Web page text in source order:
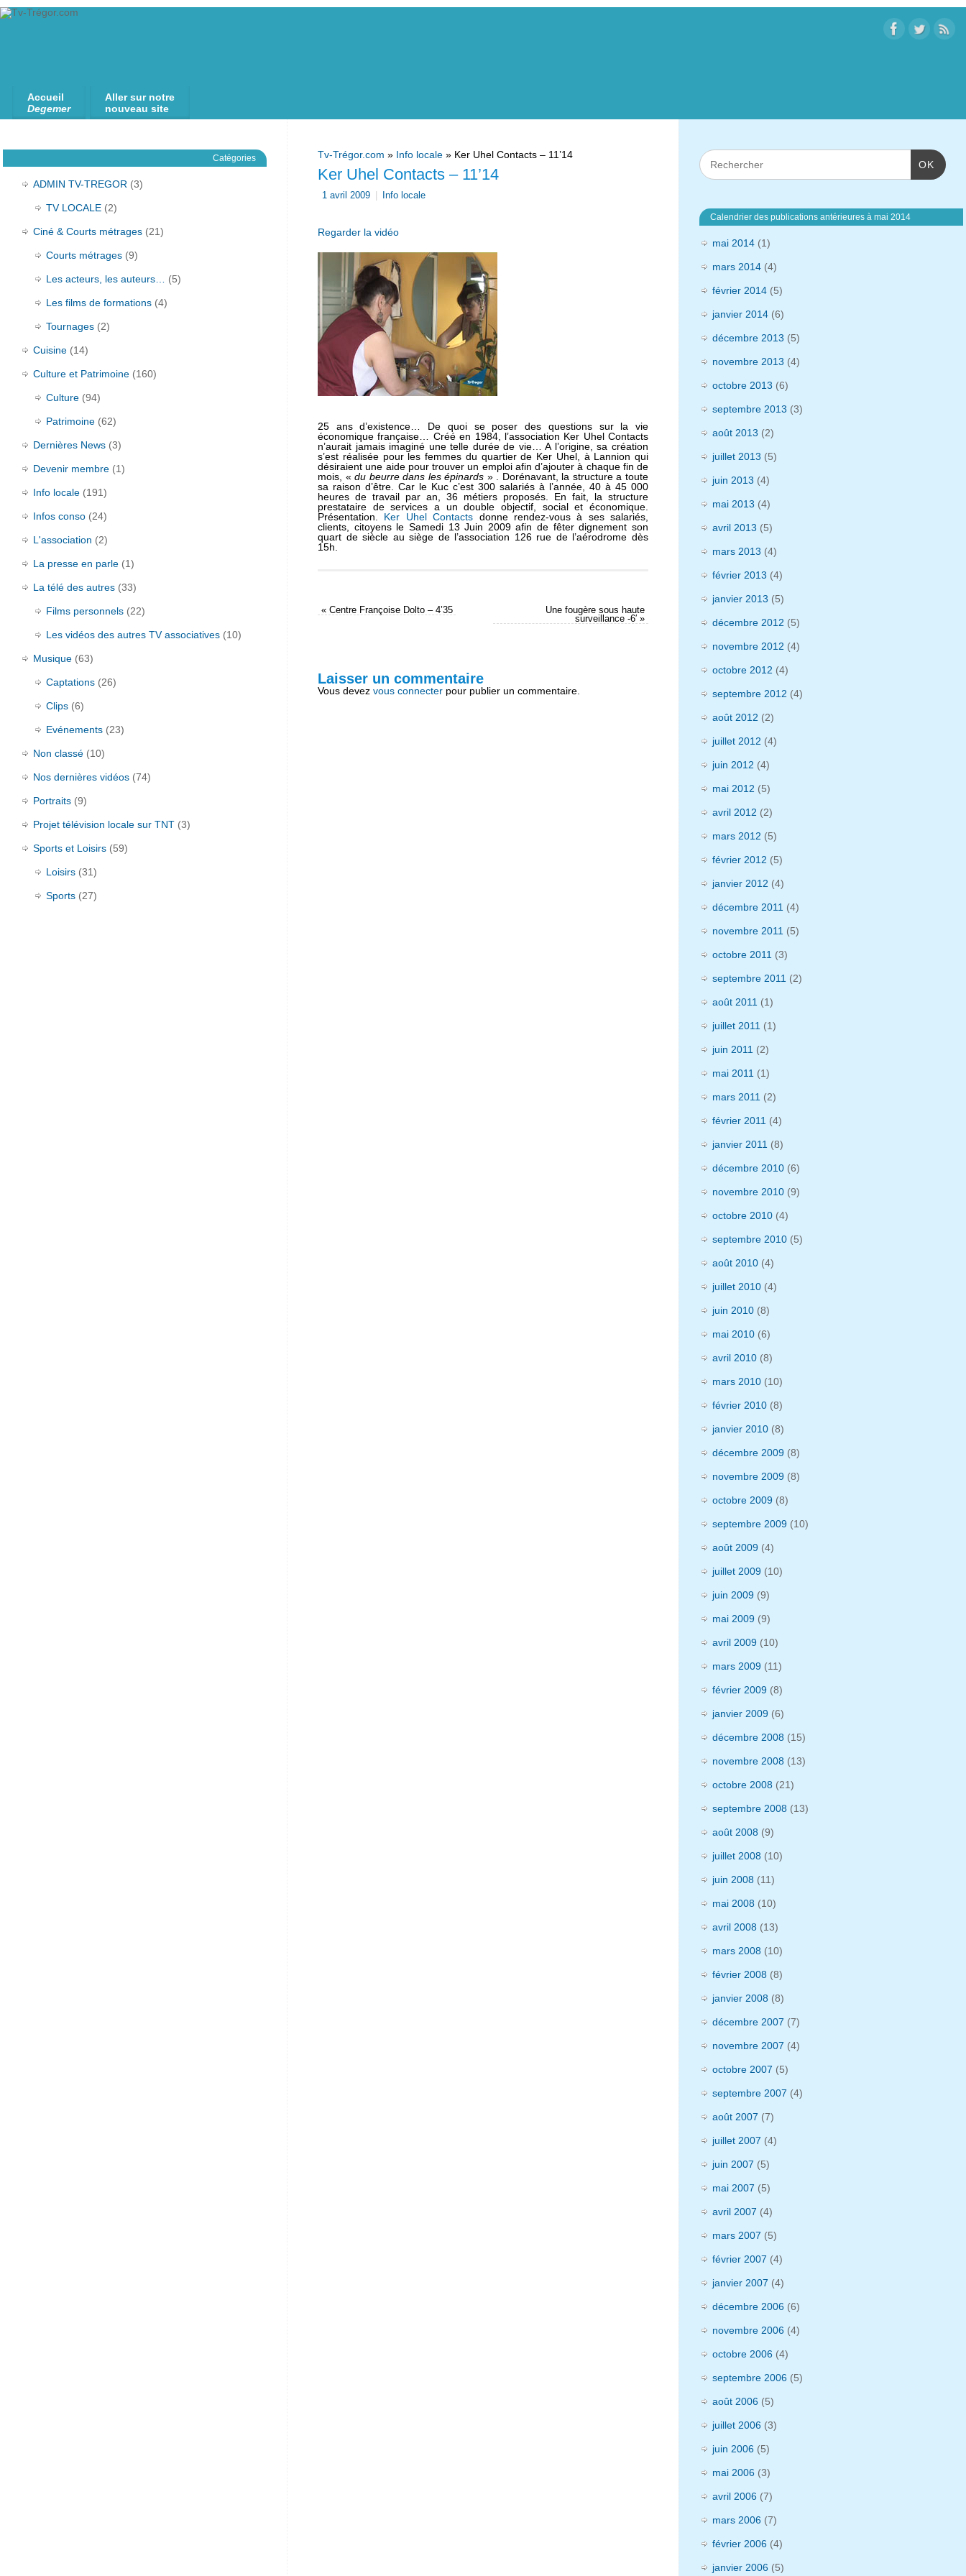
Accueil
Degemer
Aller sur notre
nouveau site
Tv-Trégor.com » Info locale » Ker Uhel Contacts – 11’14
Ker Uhel Contacts – 11’14
1 avril 2009 Info locale
Regarder la vidéo
25 ans d’existence… De quoi se poser des questions sur la vie
économique française… Créé en 1984, l’association Ker Uhel Contacts
n’aurait jamais imaginé une telle durée de vie… A l’origine, sa création
s’est réalisée pour les femmes du quartier de Ker Uhel, à Lannion qui
désiraient une aide pour trouver un emploi afin d’ajouter à chaque fin de
mois, «du beurre dans les épinards » . Dorénavant, la structure a toute
sa raison d’être. Car le Kuc c’est 300 salariés à l’année, 40 à 45 000
heures de travail par an, 36 métiers proposés. En fait, la structure
prestataire de services a un double objectif, social et économique.
Présentation. Ker Uhel Contacts donne rendez-vous à ses salariés,
clients, citoyens le Samedi 13 Juin 2009 afin de fêter dignement son
quart de siècle au siège de l’association 126 rue de l’aérodrome dès
15h.
«Centre Françoise Dolto – 4’35
Une fougère sous haute
surveillance -6′»
Laisser un commentaire
Vous devez vous connecter pour publier un commentaire.
Catégories
ADMIN TV-TREGOR (3)
TV LOCALE (2)
Ciné & Courts métrages (21)
Courts métrages (9)
Les acteurs, les auteurs… (5)
Les films de formations (4)
Tournages (2)
Cuisine (14)
Culture et Patrimoine (160)
Culture (94)
Patrimoine (62)
Dernières News (3)
Devenir membre (1)
Info locale (191)
Infos conso (24)
L'association (2)
La presse en parle (1)
La télé des autres (33)
Films personnels (22)
Les vidéos des autres TV associatives (10)
Musique (63)
Captations (26)
Clips (6)
Evénements (23)
Non classé (10)
Nos dernières vidéos (74)
Portraits (9)
Projet télévision locale sur TNT (3)
Sports et Loisirs (59)
Loisirs (31)
Sports (27)
OK
Calendrier des publications antérieures à mai 2014
mai 2014 (1)
mars 2014 (4)
février 2014 (5)
janvier 2014 (6)
décembre 2013 (5)
novembre 2013 (4)
octobre 2013 (6)
septembre 2013 (3)
août 2013 (2)
juillet 2013 (5)
juin 2013 (4)
mai 2013 (4)
avril 2013 (5)
mars 2013 (4)
février 2013 (4)
janvier 2013 (5)
décembre 2012 (5)
novembre 2012 (4)
octobre 2012 (4)
septembre 2012 (4)
août 2012 (2)
juillet 2012 (4)
juin 2012 (4)
mai 2012 (5)
avril 2012 (2)
mars 2012 (5)
février 2012 (5)
janvier 2012 (4)
décembre 2011 (4)
novembre 2011 (5)
octobre 2011 (3)
septembre 2011 (2)
août 2011 (1)
juillet 2011 (1)
juin 2011 (2)
mai 2011 (1)
mars 2011 (2)
février 2011 (4)
janvier 2011 (8)
décembre 2010 (6)
novembre 2010 (9)
octobre 2010 (4)
septembre 2010 (5)
août 2010 (4)
juillet 2010 (4)
juin 2010 (8)
mai 2010 (6)
avril 2010 (8)
mars 2010 (10)
février 2010 (8)
janvier 2010 (8)
décembre 2009 (8)
novembre 2009 (8)
octobre 2009 (8)
septembre 2009 (10)
août 2009 (4)
juillet 2009 (10)
juin 2009 (9)
mai 2009 (9)
avril 2009 (10)
mars 2009 (11)
février 2009 (8)
janvier 2009 (6)
décembre 2008 (15)
novembre 2008 (13)
octobre 2008 (21)
septembre 2008 (13)
août 2008 (9)
juillet 2008 (10)
juin 2008 (11)
mai 2008 (10)
avril 2008 (13)
mars 2008 (10)
février 2008 (8)
janvier 2008 (8)
décembre 2007 (7)
novembre 2007 (4)
octobre 2007 (5)
septembre 2007 (4)
août 2007 (7)
juillet 2007 (4)
juin 2007 (5)
mai 2007 (5)
avril 2007 (4)
mars 2007 (5)
février 2007 (4)
janvier 2007 (4)
décembre 2006 (6)
novembre 2006 (4)
octobre 2006 (4)
septembre 2006 (5)
août 2006 (5)
juillet 2006 (3)
juin 2006 (5)
mai 2006 (3)
avril 2006 (7)
mars 2006 (7)
février 2006 (4)
janvier 2006 (5)